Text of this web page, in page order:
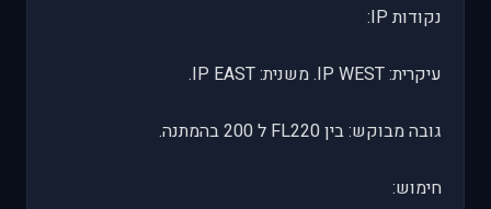
נקודות IP:
עיקרית: IP WEST. משנית: IP EAST.
גובה מבוקש: בין FL220 ל 200 בהמתנה.
חימוש: